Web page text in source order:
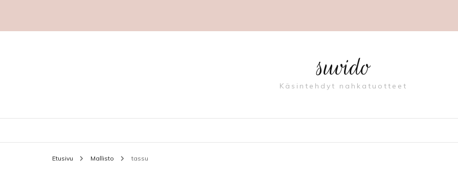
suvido
Käsintehdyt nahkatuotteet
Etusivu Mallisto tassu